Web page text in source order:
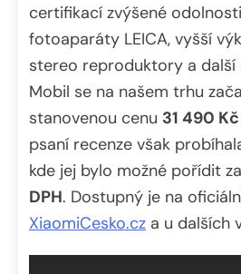
certifikací zvýšené
fotoaparáty LEICA, vyšší
stereo reproduktory a další
Mobil se na našem trhu
stanovenou cenu 31 490
psaní recenze však
kde jej bylo možné pořídit za
DPH. Dostupný je na
XiaomiCesko.cz a u dalších